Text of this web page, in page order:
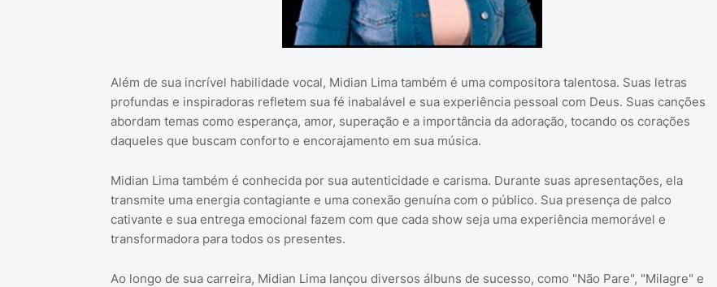
Além de sua incrível habilidade vocal, Midian Lima também é uma compositora talentosa. Suas letras
profundas e inspiradoras refletem sua fé inabalável e sua experiência pessoal com Deus. Suas canções
abordam temas como esperança, amor, superação e a importância da adoração, tocando os corações
daqueles que buscam conforto e encorajamento em sua música.
Midian Lima também é conhecida por sua autenticidade e carisma. Durante suas apresentações, ela
transmite uma energia contagiante e uma conexão genuína com o público. Sua presença de palco
cativante e sua entrega emocional fazem com que cada show seja uma experiência memorável e
transformadora para todos os presentes.
Ao longo de sua carreira, Midian Lima lançou diversos álbuns de sucesso, como "Não Pare", "Milagre" e